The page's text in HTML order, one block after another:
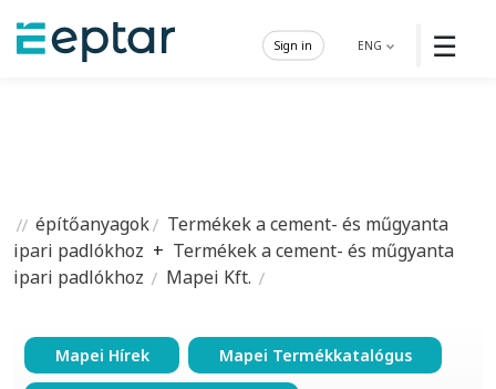
☰
ENG
Sign in
építőanyagok
Termékek a cement- és műgyanta
ipari padlókhoz + Termékek a cement- és műgyanta
ipari padlókhoz
Mapei Kft.
Mapei Hírek Mapei Termékkatalógus